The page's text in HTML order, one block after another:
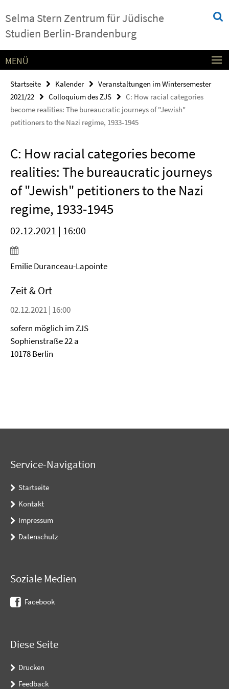
direkt
zu
Selma Stern Zentrum für Jüdische
Studien Berlin-Brandenburg
Service-
Navigation
MENÜ
Startseite Kalender
Veranstaltungen im Wintersemester
2021/22
Colloquium des ZJS
C: How racial categories
become realities: The bureaucratic journeys of "Jewish"
petitioners to the Nazi regime, 1933-1945
C: How racial categories become
realities: The bureaucratic journeys
of "Jewish" petitioners to the Nazi
regime, 1933-1945
02.12.2021 | 16:00
Emilie Duranceau-Lapointe
Zeit & Ort
02.12.2021 | 16:00
sofern möglich im ZJS
Sophienstraße 22 a
10178 Berlin
Service-Navigation
Startseite
Kontakt
Impressum
Datenschutz
Soziale Medien
Facebook
Diese Seite
Drucken
Feedback